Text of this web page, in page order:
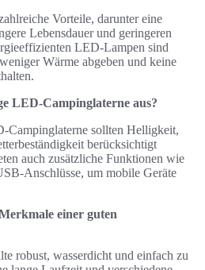
Vorteile, darunter eine
Lebensdauer und geringeren
LED-Lampen sind
Wärme abgeben und keine
LED-Campinglaterne aus?
Campinglaterne sollten Helligkeit,
berücksichtigt
auch zusätzliche Funktionen wie
Anschlüsse, um mobile Geräte
einer guten
robust, wasserdicht und einfach zu